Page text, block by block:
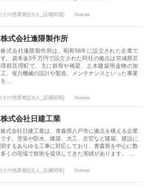
[その他業種][法人_設備関係] 0views
株式会社逢隈製作所
株式会社逢隈製作所は、昭和56年に設立された企業で
す。資本金3千万円で設立された同社の拠点は宮城県亘
理郡亘理町で、主に鉄骨や橋梁、土木建築用金物の加
工、省力機械の設計や製造、メンテナンスといった事業
を…
[その他業種][法人_設備関係] 0views
株式会社日建工業
株式会社日建工業は、青森県八戸市に拠点を構える企業
です。塗装や防水、建築、大工、左官など建築、建設に
関するあらゆる工事に対応しており、青森県を中心に数
多くの現場で技術を提供してきた実績があります。 …
[その他業種][法人_設備関係] 0views